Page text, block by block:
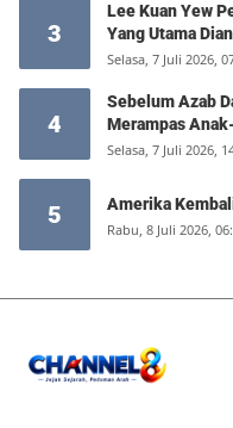
3
Lee Kuan Yew Perdana Menteri Singapura 1959-1990,
Yang Utama
Selasa, 7 Juli 2026,
4
Sebelum Azab
Merampas
Selasa, 7 Juli 2026,
5 Amerika
Rabu, 8 Juli 2026,